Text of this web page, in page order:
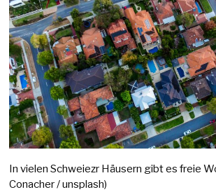
In vielen Schweiezr Häusern gibt es freie
Conacher / unsplash)